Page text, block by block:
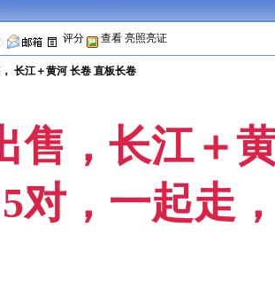
评分 查看 亮照亮证
长江＋黄河 长卷 直板长卷
售，长江＋
5对，一起走